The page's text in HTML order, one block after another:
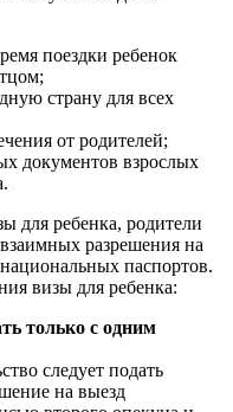
поездки ребенок
страну для всех
от родителей;
документов взрослых
для ребенка, родители
разрешения на
паспортов.
визы для ребенка:
только с одним
следует подать
на выезд